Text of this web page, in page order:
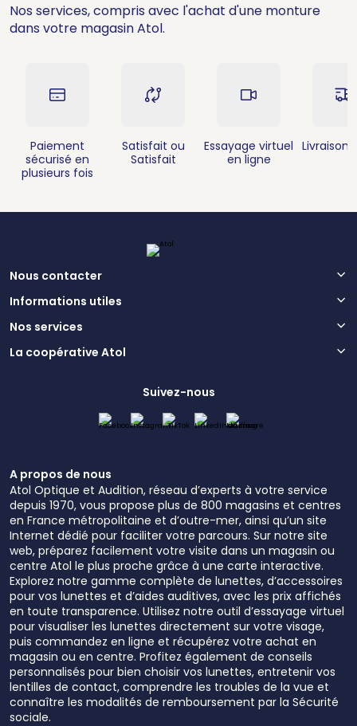
Nos services, compris avec l'achat d'une monture
dans votre magasin Atol.
Paiement
sécurisé en
plusieurs fois
Satisfait ou
Satisfait
Essayage virtuel
en ligne
Livraison
Nous contacter
Informations utiles
Nos services
La coopérative Atol
Suivez-nous
A propos de nous
Atol Optique et Audition, réseau d’experts à votre service
depuis 1970, vous propose plus de 800 magasins et centres
en France métropolitaine et d’outre-mer, ainsi qu’un site
Internet dédié pour faciliter votre parcours. Sur notre site
web, préparez facilement votre visite dans un magasin ou
centre Atol le plus proche grâce à une carte interactive.
Explorez notre gamme complète de lunettes, d’accessoires
pour vos lunettes et d’aides auditives, avec les prix affichés
en toute transparence. Utilisez notre outil d’essayage virtuel
pour visualiser les lunettes directement sur votre visage,
puis commandez en ligne et récupérez votre achat en
magasin ou en centre. Profitez également de conseils
personnalisés pour bien choisir vos lunettes, entretenir vos
lentilles de contact, comprendre les troubles de la vue et
connaître les modalités de remboursement par la Sécurité
sociale.